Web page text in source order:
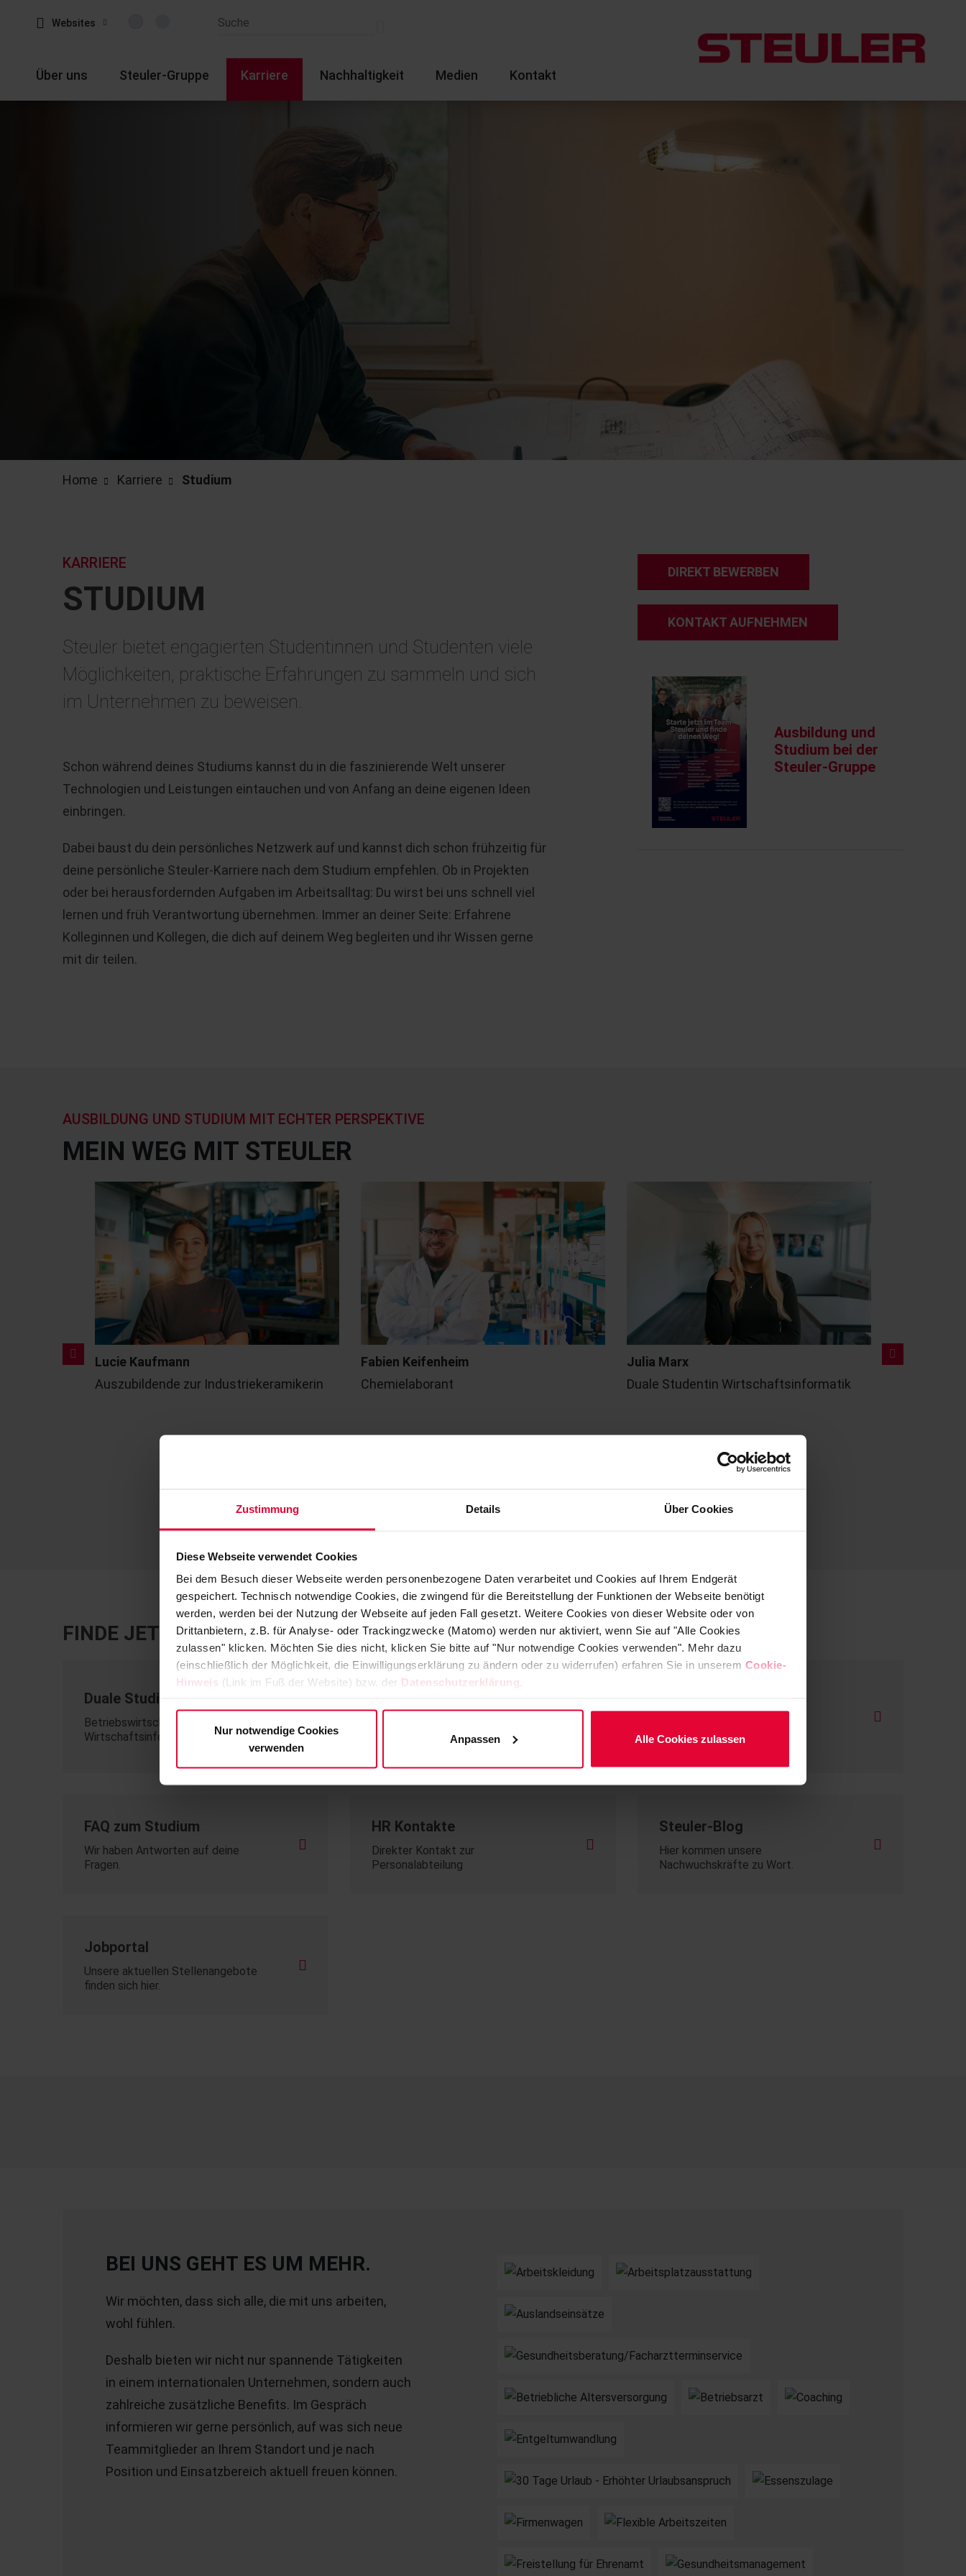
Zustimmung Details Über Cookies
Diese Webseite verwendet Cookies
Bei dem Besuch dieser Webseite werden personenbezogene Daten verarbeitet und Cookies auf Ihrem Endgerät
gespeichert. Technisch notwendige Cookies, die zwingend für die Bereitstellung der Funktionen der Webseite benötigt
werden, werden bei der Nutzung der Webseite auf jeden Fall gesetzt. Weitere Cookies von dieser Website oder von
Drittanbietern, z.B. für Analyse- oder Trackingzwecke (Matomo) werden nur aktiviert, wenn Sie auf "Alle Cookies
zulassen" klicken. Möchten Sie dies nicht, klicken Sie bitte auf "Nur notwendige Cookies verwenden". Mehr dazu
(einschließlich der Möglichkeit, die Einwilligungserklärung zu ändern oder zu widerrufen) erfahren Sie in unserem Cookie-
Hinweis (Link im Fuß der Website) bzw. der Datenschutzerklärung
Nur notwendige Cookies
verwenden
Anpassen Alle Cookies zulassen
Websites
Über uns Steuler-Gruppe Karriere Nachhaltigkeit Medien Kontakt
Home Karriere Studium
STUDIUM
KARRIERE
Steuler bietet engagierten Studentinnen und Studenten viele
Möglichkeiten, praktische Erfahrungen zu sammeln und sich
im Unternehmen zu beweisen.
Schon während deines Studiums kannst du in die faszinierende Welt unserer
Technologien und Leistungen eintauchen und von Anfang an deine eigenen Ideen
einbringen.
Dabei baust du dein persönliches Netzwerk auf und kannst dich schon frühzeitig für
deine persönliche Steuler-Karriere nach dem Studium empfehlen. Ob in Projekten
oder bei herausfordernden Aufgaben im Arbeitsalltag: Du wirst bei uns schnell viel
lernen und früh Verantwortung übernehmen. Immer an deiner Seite: Erfahrene
Kolleginnen und Kollegen, die dich auf deinem Weg begleiten und ihr Wissen gerne
mit dir teilen.
DIREKT BEWERBEN
KONTAKT AUFNEHMEN
Ausbildung und
Studium bei der
Steuler-Gruppe
MEIN WEG MIT STEULER
AUSBILDUNG UND STUDIUM MIT ECHTER PERSPEKTIVE
Lucie Kaufmann
Auszubildende zur Industriekeramikerin
Fabien Keifenheim
Chemielaborant
Julia Marx
Duale Studentin Wirtschaftsinformatik
Jonathan
FINDE JETZT DEINEN PERSÖNLICHEN WEG.
Duale Studiengänge
Betriebswirtschaft -
Wirtschaftsinformatik
Kooperative Studiengänge
Bauwirtschaftsingenieurwesen -
Verfahrens- und Umwelttechnik
Abschlussarbeiten
Für Studierende
FAQ zum Studium
Wir haben Antworten auf deine
Fragen.
HR Kontakte
Direkter Kontakt zur
Personalabteilung
Steuler-Blog
Hier kommen unsere
Nachwuchskräfte zu Wort.
Jobportal
Unsere aktuellen Stellenangebote
finden sich hier.
BEI UNS GEHT ES UM MEHR.
Wir möchten, dass sich alle, die mit uns arbeiten,
wohl fühlen.
Deshalb bieten wir nicht nur spannende Tätigkeiten
in einem internationalen Unternehmen, sondern auch
zahlreiche zusätzliche Benefits. Im Gespräch
informieren wir gerne persönlich, auf was sich neue
Teammitglieder an Ihrem Standort und je nach
Position und Einsatzbereich aktuell freuen können.